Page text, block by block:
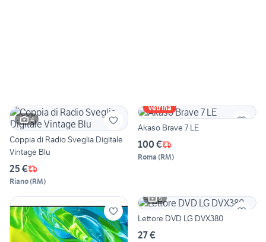
4
Coppia di Radio Sveglia Digitale
Vintage Blu
25 €
Riano(RM)
Vetrina
Akaso Brave 7 LE
100 €
Roma (RM)
5
Lettore DVD LG DVX380
27 €